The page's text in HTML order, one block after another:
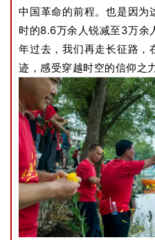
中国革命的前程。也是因为
时的8.6万余人锐减至3万余
年过去，我们再走长征路，
迹，感受穿越时空的信仰之力